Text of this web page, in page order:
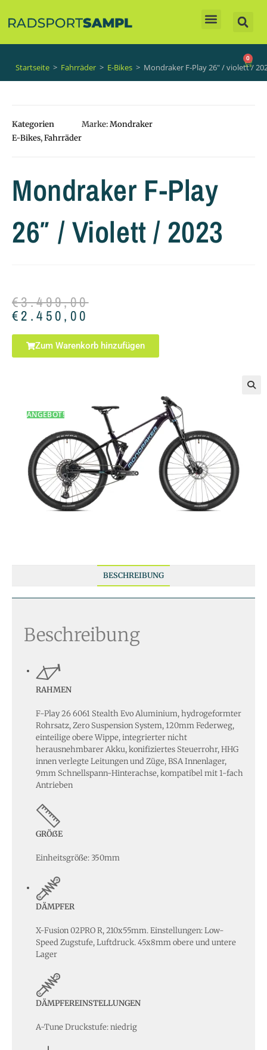
Startseite > Fahrräder > E-Bikes > Mondraker F-Play 26″ / violett /
0
ANGEBOT!
Kategorien
E-Bikes,Fahrräder
Marke:Mondraker
Mondraker F-Play
26″ / Violett / 2023
€3.499,00
€2.450,00
Zum Warenkorb hinzufügen
BESCHREIBUNG
Beschreibung
RAHMEN
F-Play 26 6061 Stealth Evo Aluminium, hydrogeformter
Rohrsatz, Zero Suspension System, 120mm Federweg,
einteilige obere Wippe, integrierter nicht
herausnehmbarer Akku, konifiziertes Steuerrohr, HHG
innen verlegte Leitungen und Züge, BSA Innenlager,
9mm Schnellspann-Hinterachse, kompatibel mit 1-fach
Antrieben
GRÖßE
Einheitsgröße: 350mm
DÄMPFER
X-Fusion 02PRO R, 210x55mm. Einstellungen: Low-
Speed Zugstufe, Luftdruck. 45x8mm obere und untere
Lager
DÄMPFEREINSTELLUNGEN
A-Tune Druckstufe: niedrig